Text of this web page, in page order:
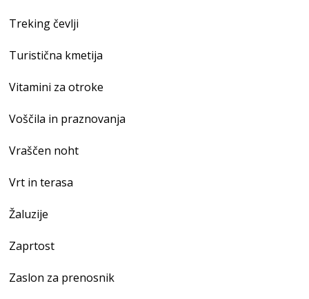
Treking čevlji
Turistična kmetija
Vitamini za otroke
Voščila in praznovanja
Vraščen noht
Vrt in terasa
Žaluzije
Zaprtost
Zaslon za prenosnik